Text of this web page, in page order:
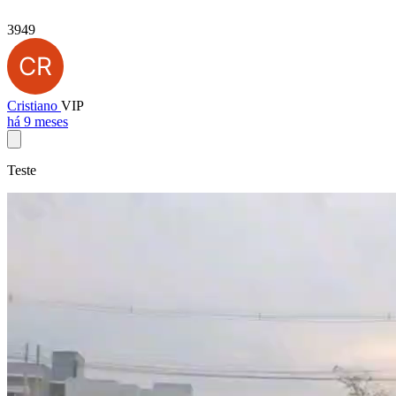
3949
Cristiano VIP
há 9 meses
Teste